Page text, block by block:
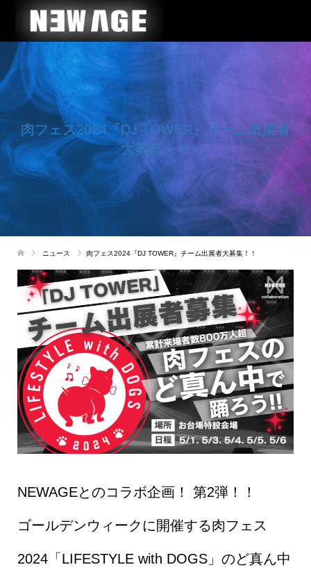
肉フェス2024『DJ TOWER』チーム出展者
大募集！！
ニュース 肉フェス2024『DJ TOWER』チーム出展者大募集！！
NEWAGEとのコラボ企画！ 第2弾！！
ゴールデンウィークに開催する肉フェス
2024「LIFESTYLE with DOGS」のど真ん中